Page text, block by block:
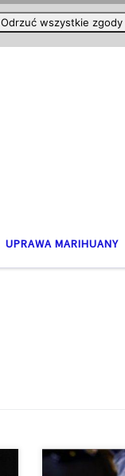
UPRAWA MARIHUANY
Odrzuć wszystkie zgody